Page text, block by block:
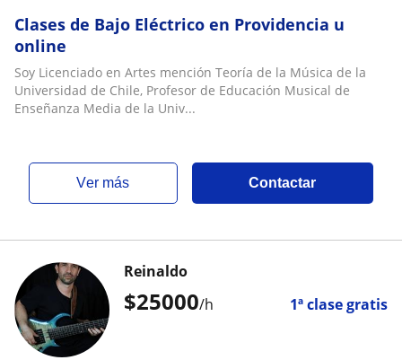
Clases de Bajo Eléctrico en Providencia u
online
Soy Licenciado en Artes mención Teoría de la Música de la
Universidad de Chile, Profesor de Educación Musical de
Enseñanza Media de la Univ...
ver más Contactar
$25000/h 1ª clase gratis
Reinaldo